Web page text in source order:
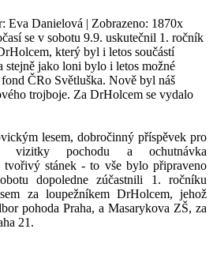
Eva Danielová | Zobrazeno: 1870x
se v sobotu 9.9. uskutečnil 1. ročník
který byl i letos součástí
stejně jako loni bylo i letos možné
ČRo Světluška. Nově byl náš
trojboje. Za DrHolcem se vydalo
lesem, dobročinný příspěvek pro
vizitky pochodu a ochutnávka
stánek - to vše bylo připraveno
dopoledne zúčastnili 1. ročníku
za loupežníkem DrHolcem, jehož
pohoda Praha, a Masarykova ZŠ, za
21.